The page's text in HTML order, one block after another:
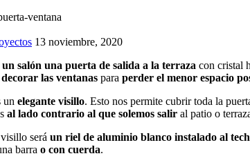
13 noviembre, 2020
un salón una puerta de salida a la terraza con cristal
decorar las ventanas para perder el menor espacio
un elegante visillo. Esto nos permite cubrir toda la
al lado contrario al que solemos salir al patio o
será un riel de aluminio blanco instalado al
barra o con cuerda.